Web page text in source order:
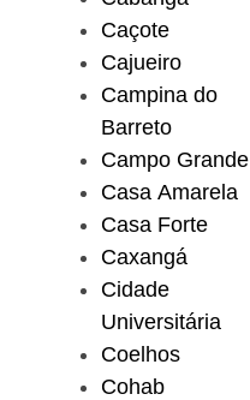
Caçote
Cajueiro
Campina do
Barreto
Campo Grande
Casa Amarela
Casa Forte
Caxangá
Cidade
Universitária
Coelhos
Cohab